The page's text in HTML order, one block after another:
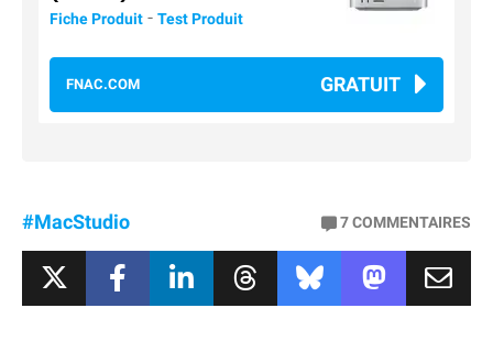
Fiche Produit - Test Produit
FNAC.COM GRATUIT
#MacStudio 7COMMENTAIRES